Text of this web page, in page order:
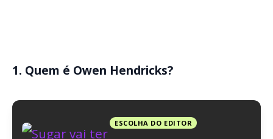
1. Quem é Owen Hendricks?
ESCOLHA DO EDITOR